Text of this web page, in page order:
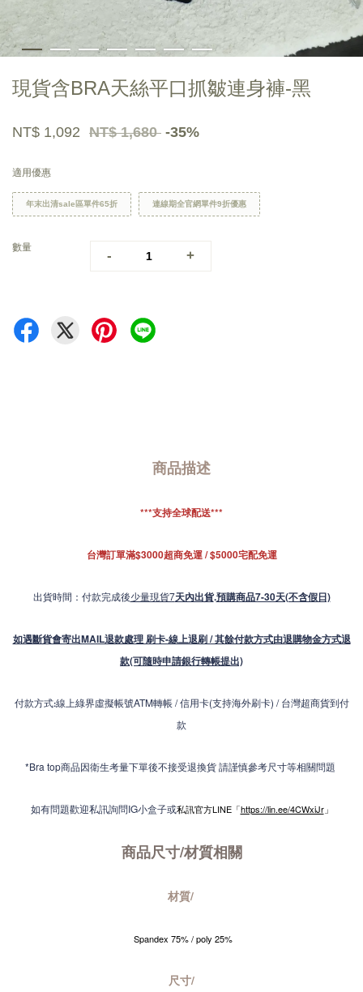
現貨含BRA天絲平口抓皺連身褲-黑
NT$ 1,092 NT$ 1,680 -35%
適用優惠
年末出清sale區單件65折 連線期全官網單件9折優惠
數量
- +
商品描述
***支持全球配送***
台灣訂單滿$3000超商免運 / $5000宅配免運
出貨時間：付款完成後少量現貨7天內出貨.預購商品7-30天(不含假日)
如遇斷貨會寄出MAIL退款處理 刷卡-線上退刷 / 其餘付款方式由退購物金方式退
款(可隨時申請銀行轉帳提出)
付款方式:線上綠界虛擬帳號ATM轉帳 / 信用卡(支持海外刷卡) / 台灣超商貨到付
款
*Bra top商品因衛生考量下單後不接受退換貨 請謹慎參考尺寸等相關問題
如有問題歡迎私訊詢問IG小盒子或私訊官方LINE「https://lin.ee/4CWxiJr」
商品尺寸/材質相關
材質/
Spandex 75% / poly 25%
尺寸/